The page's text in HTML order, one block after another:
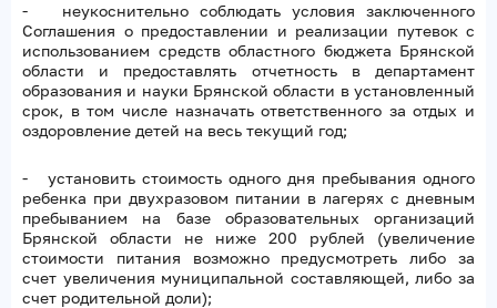
- неукоснительно соблюдать условия заключенного
Соглашения о предоставлении и реализации путевок с
использованием средств областного бюджета Брянской
области и предоставлять отчетность в департамент
образования и науки Брянской области в установленный
срок, в том числе назначать ответственного за отдых и
оздоровление детей на весь текущий год;
- установить стоимость одного дня пребывания одного
ребенка при двухразовом питании в лагерях с дневным
пребыванием на базе образовательных организаций
Брянской области не ниже 200 рублей (увеличение
стоимости питания возможно предусмотреть либо за
счет увеличения муниципальной составляющей, либо за
счет родительной доли);